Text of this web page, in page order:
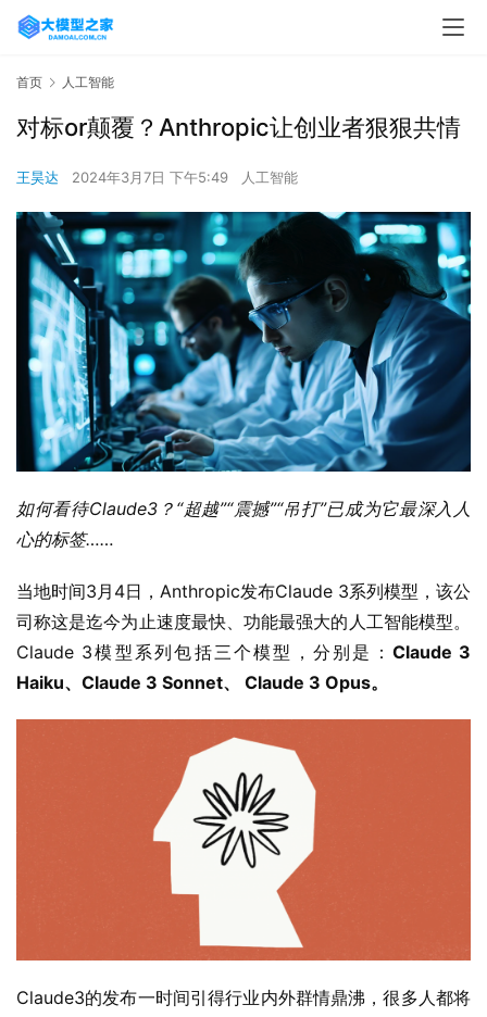
首页 人工智能
对标or颠覆？Anthropic让创业者狠狠共情
王昊达 2024年3月7日 下午5:49 人工智能
如何看待Claude3？“超越”“震撼”“吊打”已成为它最深入人
心的标签……
当地时间3月4日，Anthropic发布Claude 3系列模型，该公
司称这是迄今为止速度最快、功能最强大的人工智能模型。
Claude 3模型系列包括三个模型，分别是： Claude 3
Haiku、Claude 3 Sonnet、 Claude 3 Opus。
Claude3的发布一时间引得行业内外群情鼎沸，很多人都将